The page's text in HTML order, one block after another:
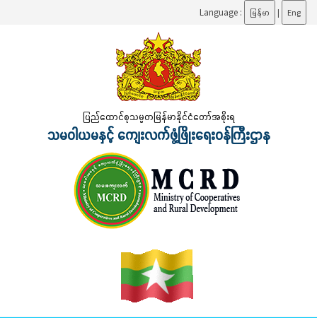
Language : မြန်မာ | Eng
ပြည်ထောင်စုသမ္မတမြန်မာနိုင်ငံတော်အစိုးရ
သမဝါယမနှင့် ကျေးလက်ဖွံ့ဖြိုးရေးဝန်ကြီးဌာန